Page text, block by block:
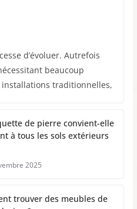
d’évoluer. Autrefois
beaucoup
traditionnelles,
de pierre convient-elle
à tous les sols extérieurs
2025
trouver des meubles de